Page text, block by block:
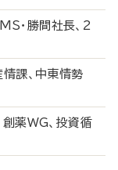
・勝間社長、2
課、中東情勢
薬WG、投資循